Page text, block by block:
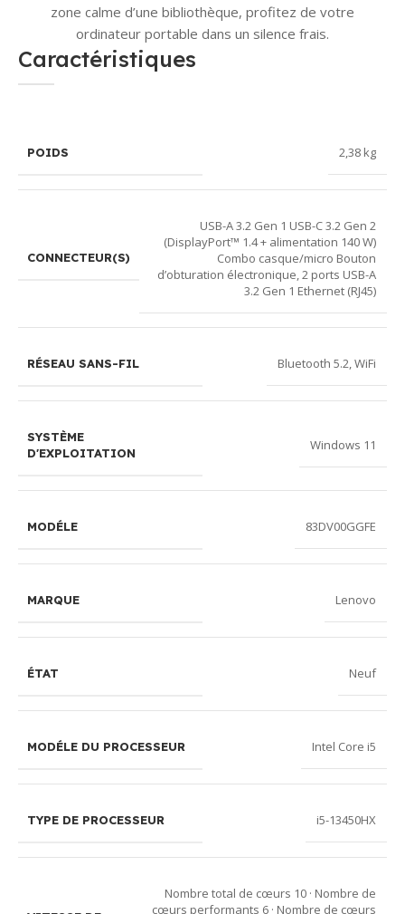
zone calme d’une bibliothèque, profitez de votre
ordinateur portable dans un silence frais.
Caractéristiques
POIDS 2,38 kg
CONNECTEUR(S)
USB-A 3.2 Gen 1 USB-C 3.2 Gen 2
(DisplayPort™ 1.4 + alimentation 140 W)
Combo casque/micro Bouton
d’obturation électronique, 2 ports USB-A
3.2 Gen 1 Ethernet (RJ45)
RÉSEAU SANS-FIL Bluetooth 5.2,WiFi
SYSTÈME
D'EXPLOITATION
Windows 11
MODÉLE 83DV00GGFE
MARQUE Lenovo
ÉTAT Neuf
MODÉLE DU PROCESSEUR Intel Core i5
TYPE DE PROCESSEUR i5-13450HX
Nombre total de cœurs 10 · Nombre de
cœurs performants 6 · Nombre de cœurs